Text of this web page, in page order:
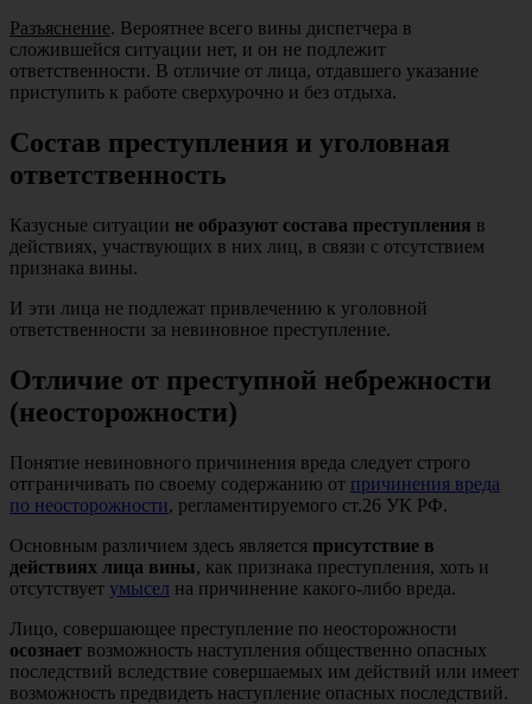
Разъяснение. Вероятнее всего вины диспетчера в
сложившейся ситуации нет, и он не подлежит
ответственности. В отличие от лица, отдавшего указание
приступить к работе сверхурочно и без отдыха.
Состав преступления и уголовная
ответственность
Казусные ситуации не образуют состава преступления в
действиях, участвующих в них лиц, в связи с отсутствием
признака вины.
И эти лица не подлежат привлечению к уголовной
ответственности за невиновное преступление.
Отличие от преступной небрежности
(неосторожности)
Понятие невиновного причинения вреда следует строго
отграничивать по своему содержанию от причинения вреда
по неосторожности, регламентируемого ст.26 УК РФ.
Основным различием здесь является присутствие в
действиях лица вины, как признака преступления, хоть и
отсутствует умысел на причинение какого-либо вреда.
Лицо, совершающее преступление по неосторожности
осознает возможность наступления общественно опасных
последствий вследствие совершаемых им действий или имеет
возможность предвидеть наступление опасных последствий.